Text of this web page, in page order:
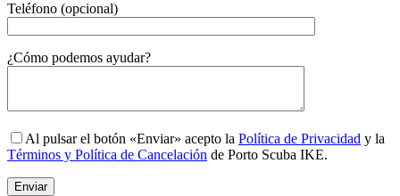
Teléfono (opcional)
Gender
¿Cómo podemos ayudar?
Al pulsar el botón «Enviar» acepto la Política de Privacidad y la
Términos y Política de Cancelación de Porto Scuba IKE.